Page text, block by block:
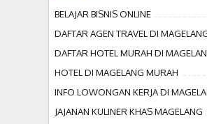
BELAJAR BISNIS ONLINE
DAFTAR AGEN TRAVEL DI
DAFTAR HOTEL MURAH DI
HOTEL DI MAGELANG MURAH
INFO LOWONGAN KERJA DI
JAJANAN KULINER KHAS MAGELANG